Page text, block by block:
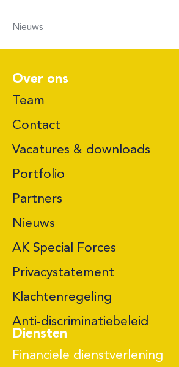
Nieuws
Over ons
Team
Contact
Vacatures & downloads
Portfolio
Partners
Nieuws
AK Special Forces
Privacystatement
Klachtenregeling
Anti-discriminatiebeleid
Diensten
Financiele dienstverlening